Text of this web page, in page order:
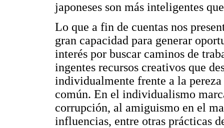
japoneses son más inteligentes
Lo que a fin de cuentas nos
gran capacidad para generar
interés por buscar caminos de
ingentes recursos creativos que
individualmente frente a la
común. En el individualismo
corrupción, al amiguismo en el
influencias, entre otras prácticas